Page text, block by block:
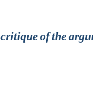
critique of the